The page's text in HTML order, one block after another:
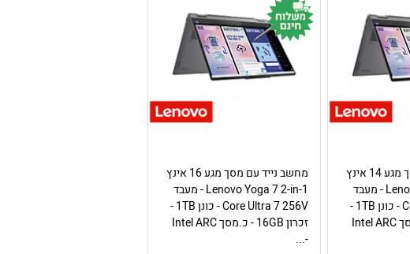
מחשב נייד עם מסך מגע 14 אינץ
Lenovo Yoga 7 2-in-1 - מעבד
Core Ultra 5 226V - כונן 1TB -
זכרון 16GB - כ.מסך Intel ARC
מחשב נייד עם מסך מגע 16 אינץ
Lenovo Yoga 7 2-in-1 - מעבד
Core Ultra 7 256V - כונן 1TB -
זכרון 16GB - כ.מסך Intel ARC
-...